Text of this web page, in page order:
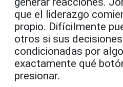
que el liderazgo
propio. Difícilmente
otros si sus
condicionadas por
exactamente qué
presionar.